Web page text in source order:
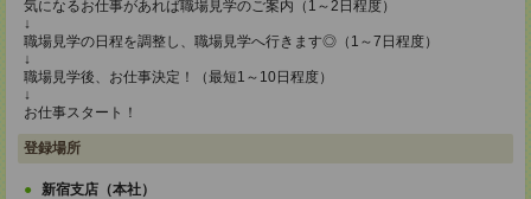
気になるお仕事があれば職場見学のご案内（1～2日程度）
↓
職場見学の日程を調整し、職場見学へ行きます◎（1～7日程度）
↓
職場見学後、お仕事決定！（最短1～10日程度）
↓
お仕事スタート！
登録場所
新宿支店（本社）